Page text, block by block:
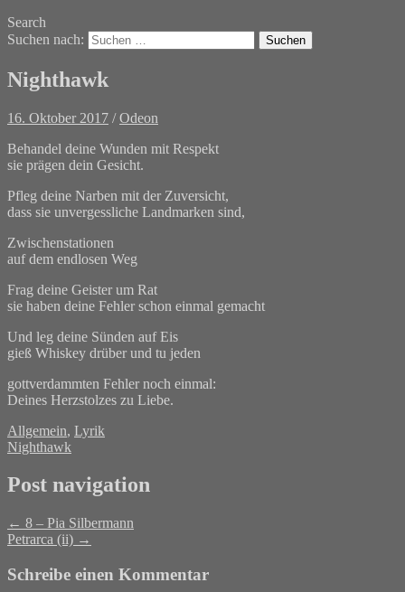
Search
Suchen nach:
Nighthawk
16. Oktober 2017 /Odeon
Behandel deine Wunden mit Respekt
sie prägen dein Gesicht.
Pfleg deine Narben mit der Zuversicht,
dass sie unvergessliche Landmarken sind,
Zwischenstationen
auf dem endlosen Weg
Frag deine Geister um Rat
sie haben deine Fehler schon einmal gemacht
Und leg deine Sünden auf Eis
gieß Whiskey drüber und tu jeden
gottverdammten Fehler noch einmal:
Deines Herzstolzes zu Liebe.
Allgemein, Lyrik
Nighthawk
Post navigation
← 8 – Pia Silbermann
Petrarca (ii) →
Schreibe einen Kommentar